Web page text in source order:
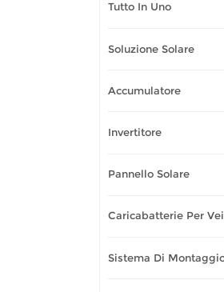
Tutto In Uno
Soluzione Solare
Accumulatore
Invertitore
Pannello Solare
Caricabatterie Per
Sistema Di